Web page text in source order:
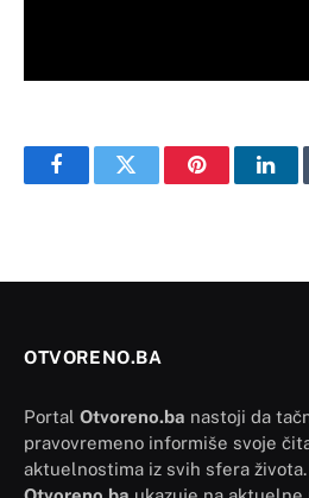
FacebookTwitter Pinterest
OTVORENO.BA
Portal Otvoreno.ba nastoji da
pravovremeno informiše svoje
aktuelnostima iz svih sfera života.